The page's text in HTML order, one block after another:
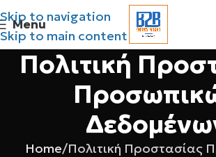
Skip to navigation
Skip to main content
Menu
Πολιτική
Home Πολιτική Προστασίας